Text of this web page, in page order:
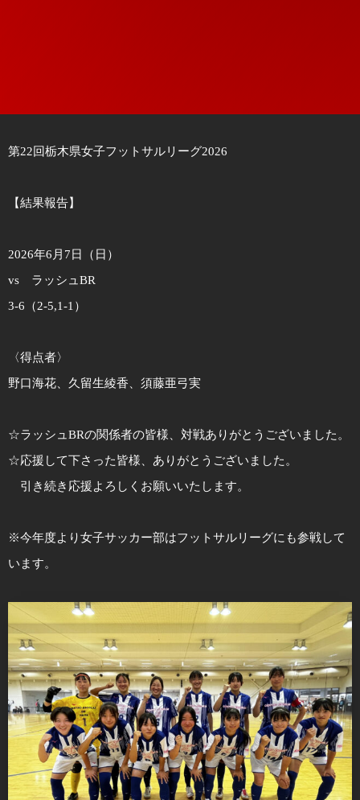
第22回栃木県女子フットサルリーグ2026
【結果報告】
2026年6月7日（日）
vs ラッシュBR
3-6（2-5,1-1）
〈得点者〉
野口海花、久留生綾香、須藤亜弓実
☆ラッシュBRの関係者の皆様、対戦ありがとうございました。
☆応援して下さった皆様、ありがとうございました。
引き続き応援よろしくお願いいたします。
※今年度より女子サッカー部はフットサルリーグにも参戦して
います。